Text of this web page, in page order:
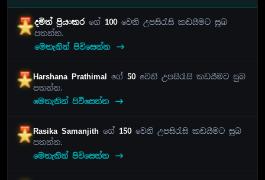
දමිත් ප්‍රියංකරගේ 100වෙනි උපසිරැසි කඩයීමට සුබ
පතන්න.
මෙතැනින් පිවිසෙන්න
Harshana Prathimal ගේ 50වෙනි උපසිරැසි කඩයීමට සුබ
පතන්න.
මෙතැනින් පිවිසෙන්න
Rasika Samanjithගේ 150වෙනි උපසිරැසි කඩයීමට සුබ
පතන්න.
මෙතැනින් පිවිසෙන්න